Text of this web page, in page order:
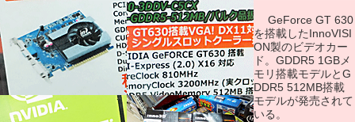
GeForce GT 630
を搭載したInnoVISI
ON製のビデオカー
ド。GDDR5 1GBメ
モリ搭載モデルとG
DDR5 512MB搭載
モデルが発売されて
いる。